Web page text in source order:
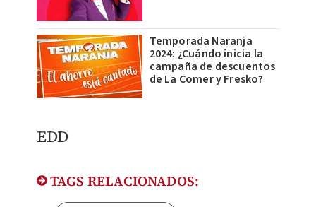
Temporada Naranja
2024: ¿Cuándo inicia la
campaña de descuentos
de La Comer y Fresko?
EDD
TAGS RELACIONADOS: